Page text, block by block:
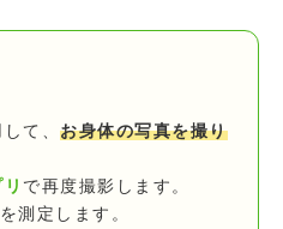
て、 お身体の写真を撮り
で再度撮影します。
測定します。